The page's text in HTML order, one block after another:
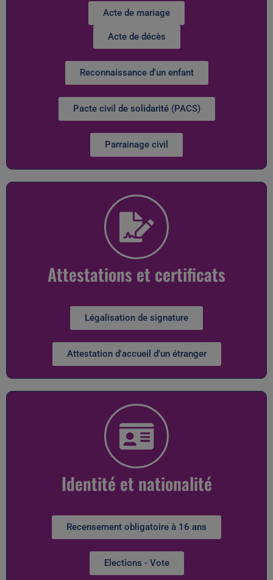
Acte de mariage
Acte de décès
Reconnaissance d'un enfant
Pacte civil de solidarité (PACS)
Parrainage civil
Attestations et certificats
Légalisation de signature
Attestation d'accueil d'un étranger
Identité et nationalité
Recensement obligatoire à 16 ans
Elections - Vote